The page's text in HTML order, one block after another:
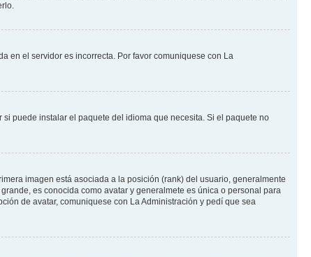
en el servidor es incorrecta. Por favor comuniquese con La
puede instalar el paquete del idioma que necesita. Si el paquete no
imagen está asociada a la posición (rank) del usuario, generalmente
es conocida como avatar y generalmete es única o personal para
de avatar, comuniquese con La Administración y pedí que sea